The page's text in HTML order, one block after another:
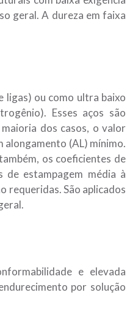
geral. A dureza em faixa
ligas) ou como ultra baixo
Esses aços são
dos casos, o valor
alongamento (AL) mínimo.
os coeficientes de
de estampagem média à
requeridas. São aplicados
e elevada
por solução